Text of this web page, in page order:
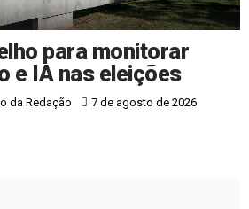
para monitorar
e IA nas eleições
da Redação 7 de agosto de 2026